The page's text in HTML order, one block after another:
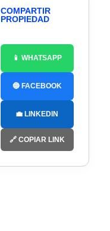
COMPARTIR
PROPIEDAD
📱 WHATSAPP
🔵 FACEBOOK
💼 LINKEDIN
🔗 COPIAR LINK